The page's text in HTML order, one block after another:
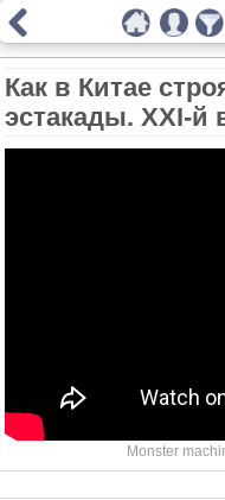
Как в Китае
эстакады. XXI-й
Monster